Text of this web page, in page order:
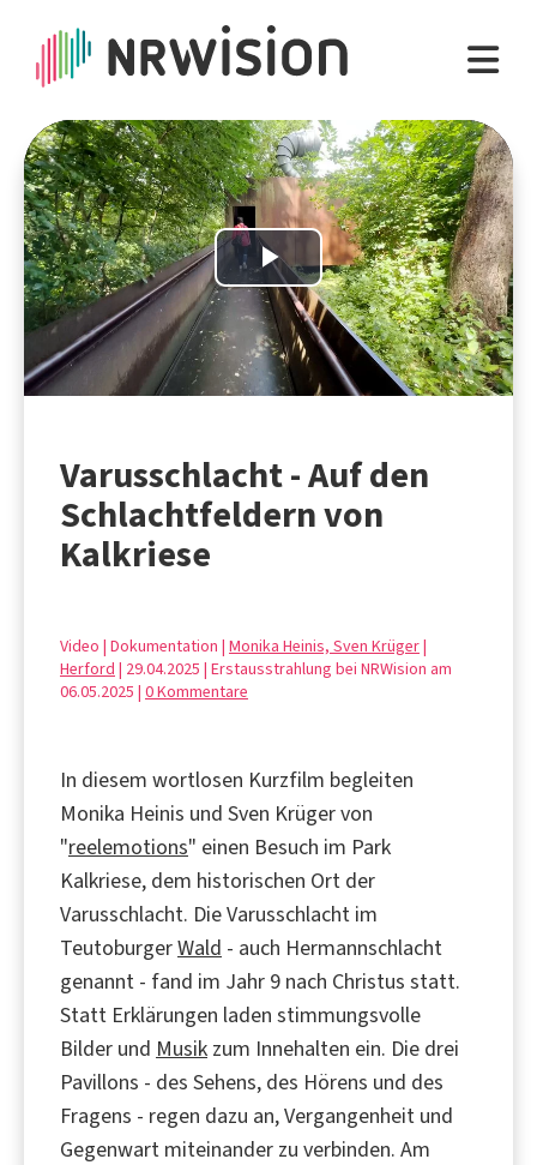
Play
Video
Varusschlacht - Auf den
Schlachtfeldern von
Kalkriese
Video | Dokumentation | Monika Heinis, Sven Krüger|
Herford | 29.04.2025 | Erstausstrahlung bei NRWision am
06.05.2025 | 0 Kommentare
In diesem wortlosen Kurzfilm begleiten
Monika Heinis und Sven Krüger von
"reelemotions" einen Besuch im Park
Kalkriese, dem historischen Ort der
Varusschlacht. Die Varusschlacht im
TeutoburgerWald - auch Hermannschlacht
genannt - fand im Jahr 9 nach Christus statt.
Statt Erklärungen laden stimmungsvolle
Bilder und Musik zum Innehalten ein. Die drei
Pavillons - des Sehens, des Hörens und des
Fragens - regen dazu an, Vergangenheit und
Gegenwart miteinander zu verbinden. Am